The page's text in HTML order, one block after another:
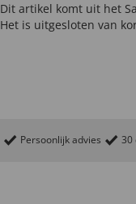
Dit artikel komt uit het
Het is uitgesloten van
Persoonlijk advies 30